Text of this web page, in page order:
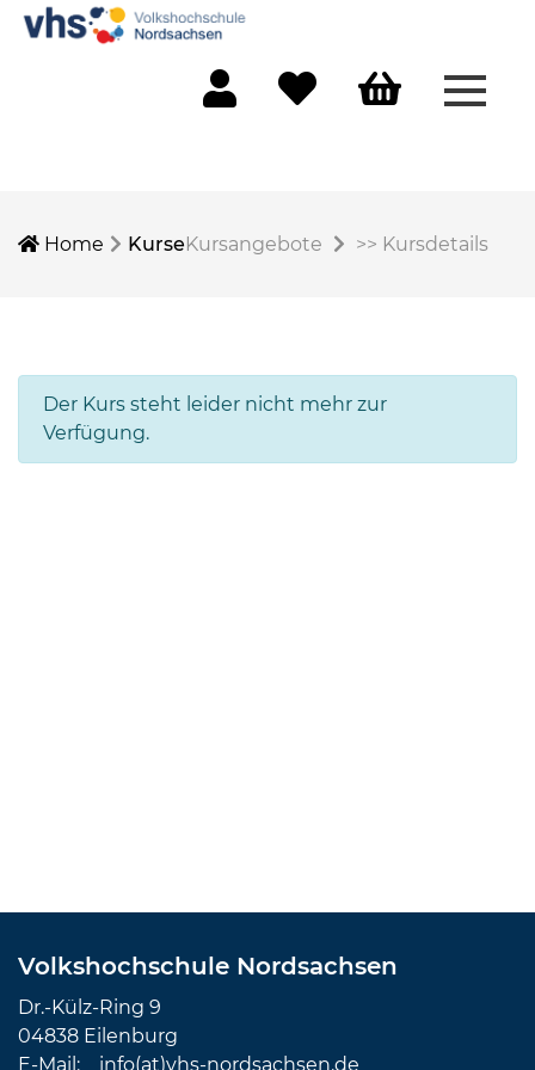
Home KurseKursangebote >> Kursdetails
Der Kurs steht leider nicht mehr zur
Verfügung.
Volkshochschule Nordsachsen
Dr.-Külz-Ring 9
04838 Eilenburg
E-Mail: info(at)vhs-nordsachsen.de